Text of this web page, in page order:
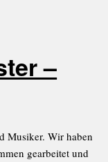
–
Musiker. Wir haben
gearbeitet und